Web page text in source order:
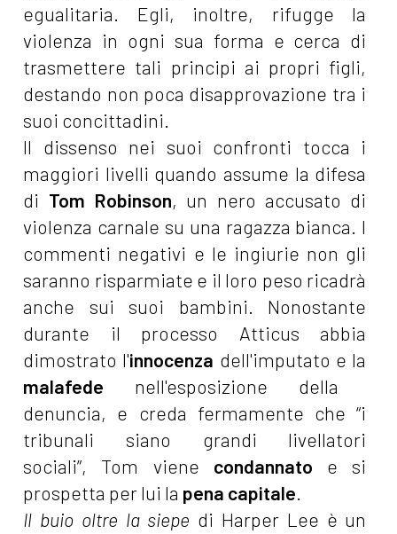
egualitaria. Egli, inoltre, rifugge la
violenza in ogni sua forma e cerca di
trasmettere tali principi ai propri figli,
destando non poca disapprovazione tra i
suoi concittadini.
Il dissenso nei suoi confronti tocca i
maggiori livelli quando assume la difesa
di Tom Robinson, un nero accusato di
violenza carnale su una ragazza bianca. I
commenti negativi e le ingiurie non gli
saranno risparmiate e il loro peso ricadrà
anche sui suoi bambini. Nonostante
durante il processo Atticus abbia
dimostrato l'innocenza dell'imputato e la
malafede nell'esposizione della
denuncia, e creda fermamente che “i
tribunali siano grandi livellatori
sociali”, Tom viene condannato e si
prospetta per lui la pena capitale.
Il buio oltre la siepe di Harper Lee è un